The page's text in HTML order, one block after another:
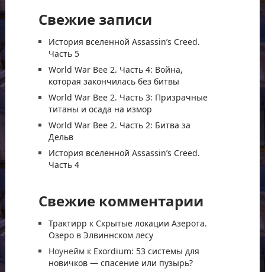
Свежие записи
История вселенной Assassin’s Creed.
Часть 5
World War Bee 2. Часть 4: Война,
которая закончилась без битвы
World War Bee 2. Часть 3: Призрачные
титаны и осада на измор
World War Bee 2. Часть 2: Битва за
Дельв
История вселенной Assassin’s Creed.
Часть 4
Свежие комментарии
Трактирр к Скрытые локации Азерота.
Озеро в Элвиннском лесу
Ноунейм к Exordium: 53 системы для
новичков — спасение или пузырь?